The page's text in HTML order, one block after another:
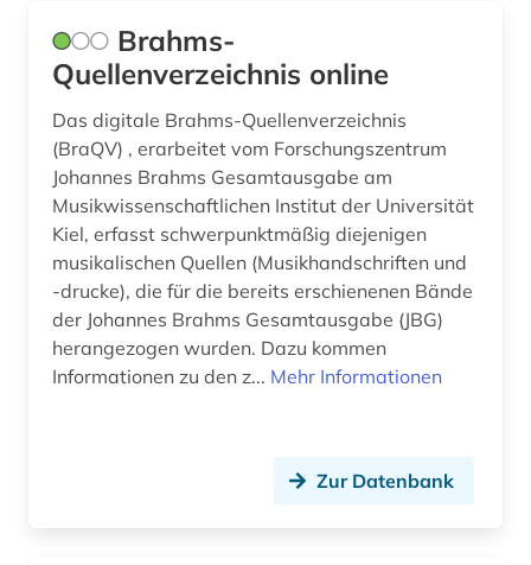
Brahms-
Quellenverzeichnis online
Das digitale Brahms-Quellenverzeichnis
(BraQV) , erarbeitet vom Forschungszentrum
Johannes Brahms Gesamtausgabe am
Musikwissenschaftlichen Institut der Universität
Kiel, erfasst schwerpunktmäßig diejenigen
musikalischen Quellen (Musikhandschriften und
-drucke), die für die bereits erschienenen Bände
der Johannes Brahms Gesamtausgabe (JBG)
herangezogen wurden. Dazu kommen
Informationen zu den z... Mehr Informationen
Zur Datenbank